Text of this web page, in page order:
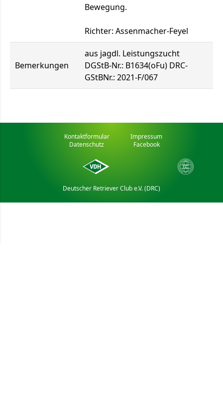
Bewegung.
Richter: Assenmacher-Feyel
Bemerkungen
aus jagdl. Leistungszucht
DGStB-Nr.: B1634(oFu) DRC-
GStBNr.: 2021-F/067
Deutscher Retriever Club e.V. (DRC)
Kontaktformular
Impressum
Datenschutz
Facebook